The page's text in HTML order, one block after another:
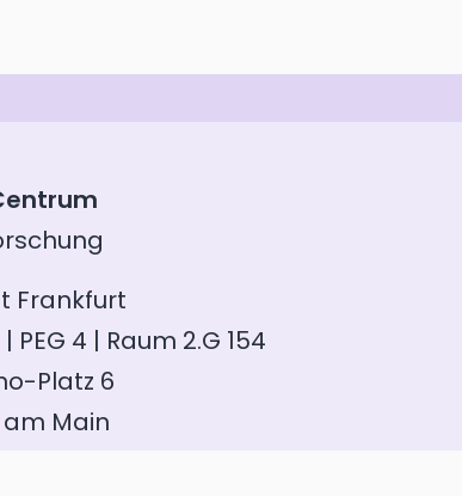
Frankfurt
4 | Raum 2.G 154
Platz 6
Main